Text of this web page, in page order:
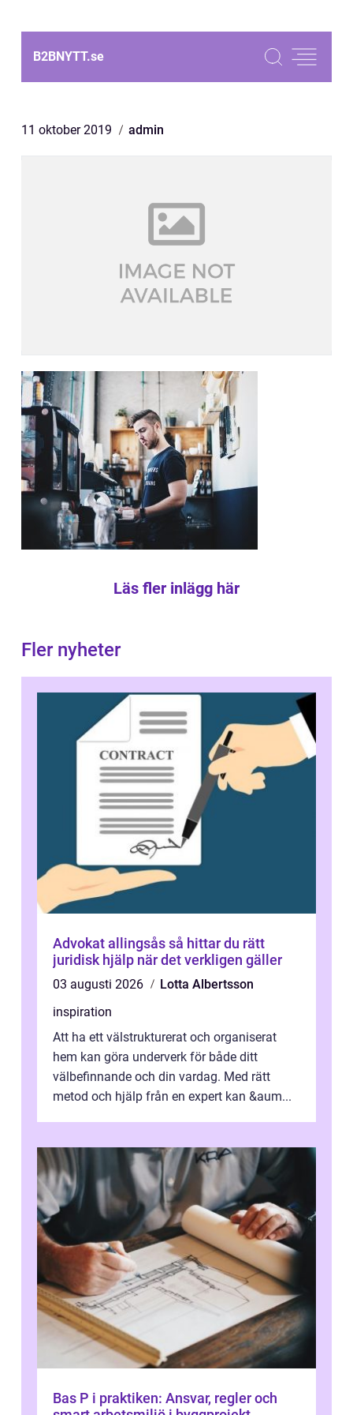
B2BNYTT.se
11 oktober 2019 admin
Läs fler inlägg här
Fler nyheter
Advokat allingsås så hittar du rätt
juridisk hjälp när det verkligen gäller
03 augusti 2026
Lotta Albertsson
inspiration
Att ha ett välstrukturerat och organiserat
hem kan göra underverk för både ditt
välbefinnande och din vardag. Med rätt
metod och hjälp från en expert kan &aum...
Bas P i praktiken: Ansvar, regler och